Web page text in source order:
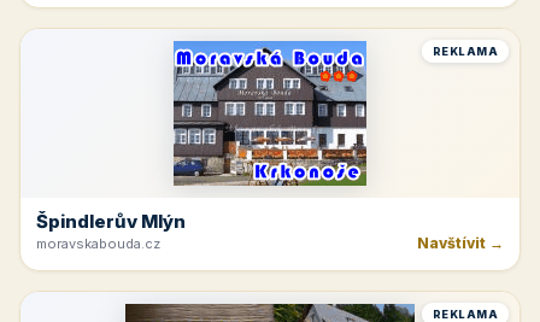
REKLAMA
Špindlerův Mlýn
moravskabouda.cz Navštívit →
REKLAMA